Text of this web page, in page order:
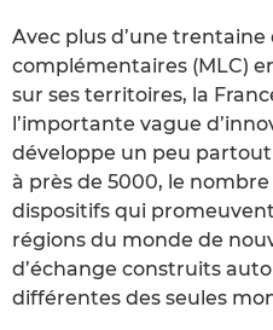
Avec plus d’une
complémentaires (MLC)
sur ses territoires, la
l’importante vague
développe un peu
à près de 5000, le
dispositifs qui
régions du monde de
d’échange construits
différentes des seules